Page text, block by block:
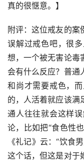
真的很惬意。】
附评：这位戒友的案
误解过戒色吧，很
想，一个被无害论毒
会有什么反应？普通
和尚才需要戒色，
的，人活着就应该满
通人往往就会这样
论，比如把“食色性
《礼记》云：“饮食
这个话，但这是对于